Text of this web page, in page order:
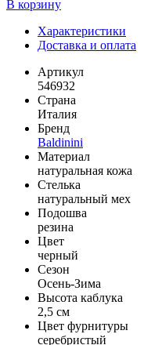
В корзину
Характеристики
Доставка и оплата
Артикул
546932
Страна
Италия
Бренд
Baldinini
Материал
натуральная кожа
Стелька
натуральный мех
Подошва
резина
Цвет
черный
Сезон
Осень-Зима
Высота каблука
2,5 см
Цвет фурнитуры
серебристый